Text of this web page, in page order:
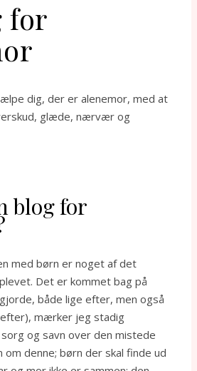
for
dig, der er alenemor, med at
glæde, nærvær og
blog for
med børn er noget af det
Det er kommet bag på
både lige efter, men også
mærker jeg stadig
og savn over den mistede
om denne; børn der skal finde ud